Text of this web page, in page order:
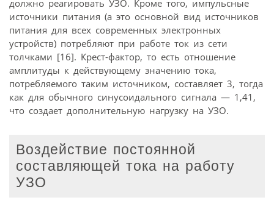
должно реагировать УЗО. Кроме того, импульсные
источники питания (а это основной вид источников
питания для всех современных электронных
устройств) потребляют при работе ток из сети
толчками [16]. Крест-фактор, то есть отношение
амплитуды к действующему значению тока,
потребляемого таким источником, составляет 3, тогда
как для обычного синусоидального сигнала — 1,41,
что создает дополнительную нагрузку на УЗО.
Воздействие постоянной
составляющей тока на работу
УЗО